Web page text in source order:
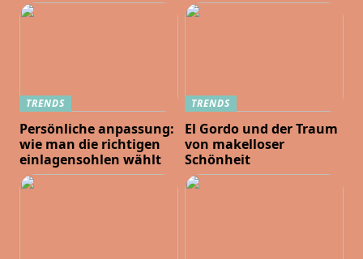
TRENDS
Persönliche anpassung:
wie man die richtigen
einlagensohlen wählt
TRENDS
El Gordo und der Traum
von makelloser
Schönheit